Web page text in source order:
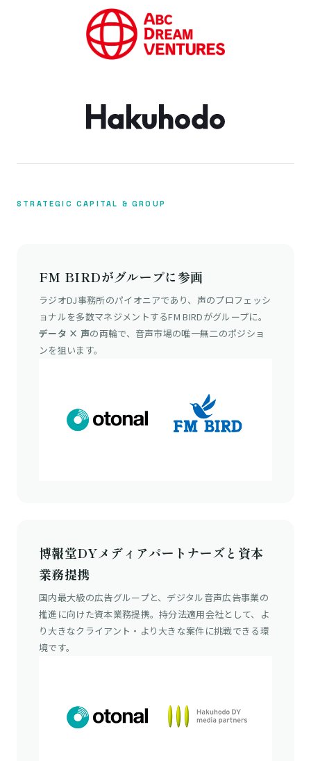
STRATEGIC CAPITAL & GROUP
FM BIRDがグループに参画
ラジオDJ事務所のパイオニアであり、声のプロフェッシ
ョナルを多数マネジメントするFM BIRDがグループに。
データ × 声の両輪で、音声市場の唯一無二のポジショ
ンを狙います。
博報堂DYメディアパートナーズと 資本
業務提携
国内最大級の広告グループと、デジタル音声広告事業の
推進に向けた資本業務提携。持分法適用会社として、よ
り大きなクライアント・より大きな案件に挑戦できる環
境です。